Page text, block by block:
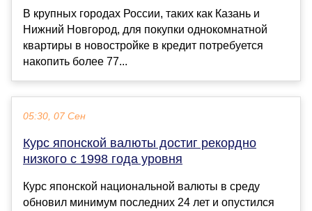
В крупных городах России, таких как Казань и
Нижний Новгород, для покупки однокомнатной
квартиры в новостройке в кредит потребуется
накопить более 77...
05:30, 07 Сен
Курс японской валюты достиг рекордно
низкого с 1998 года уровня
Курс японской национальной валюты в среду
обновил минимум последних 24 лет и опустился